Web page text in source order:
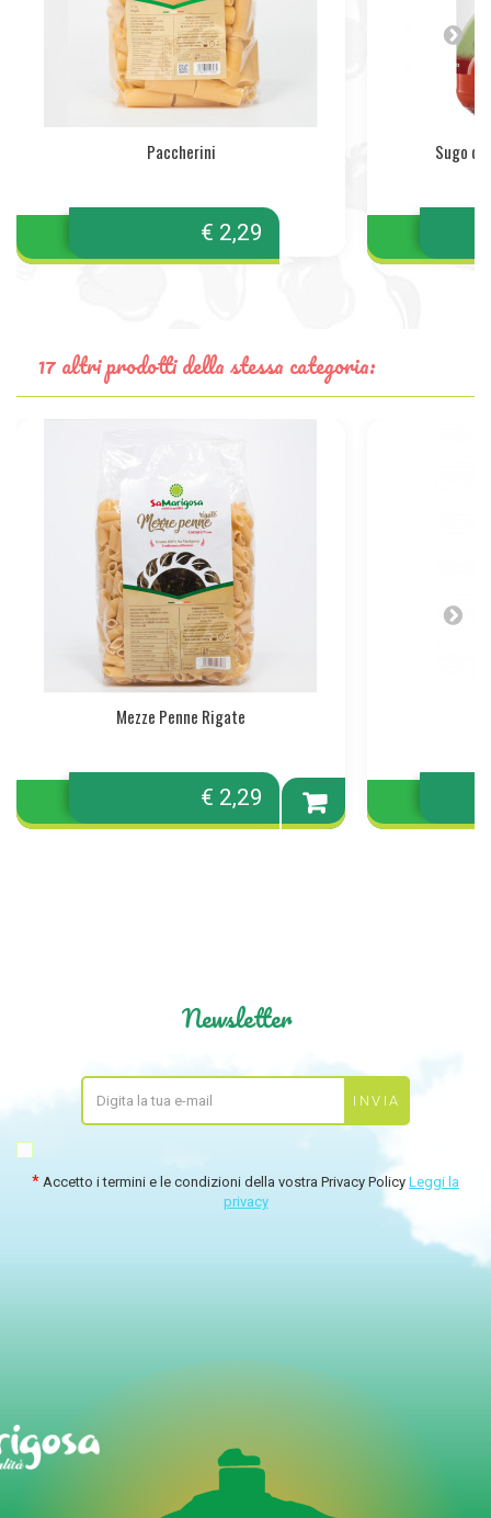
Paccherini
€ 2,29
Sugo di
17 altri prodotti della stessa categoria:
Mezze Penne Rigate
€ 2,29
Newsletter
Accetto i termini e le condizioni della vostra Privacy Policy Leggi la
privacy